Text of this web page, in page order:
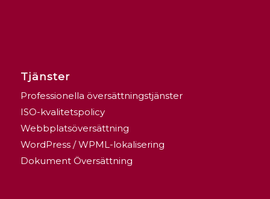
Tjänster
Professionella översättningstjänster
ISO-kvalitetspolicy
Webbplatsöversättning
WordPress / WPML-lokalisering
Dokument Översättning